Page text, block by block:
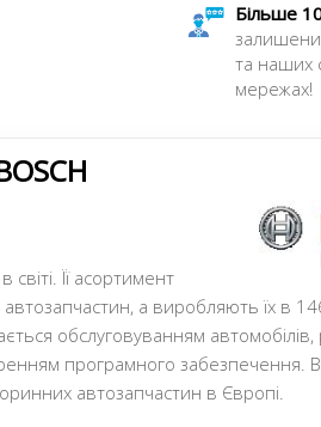
Більше
та наших
мережах!
Її асортимент
а виробляють їх в
обслуговуванням
програмного забезпечення.
автозапчастин в Європі.